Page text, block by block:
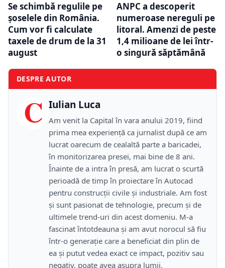
Se schimbă regulile pe
șoselele din România.
Cum vor fi calculate
taxele de drum de la 31
august
ANPC a descoperit
numeroase nereguli pe
litoral. Amenzi de peste
1,4 milioane de lei într-
o singură săptămână
DESPRE AUTOR
C Iulian Luca
Am venit la Capital în vara anului 2019, fiind
prima mea experiență ca jurnalist după ce am
lucrat oarecum de cealaltă parte a baricadei,
în monitorizarea presei, mai bine de 8 ani.
Înainte de a intra în presă, am lucrat o scurtă
perioadă de timp în proiectare în Autocad
pentru construcții civile și industriale. Am fost
și sunt pasionat de tehnologie, precum și de
ultimele trend-uri din acest domeniu. M-a
fascinat întotdeauna și am avut norocul să fiu
într-o generație care a beneficiat din plin de
ea și putut vedea exact ce impact, pozitiv sau
negativ, poate avea asupra lumii.